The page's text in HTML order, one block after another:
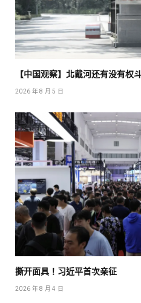
【中国观察】北戴河还有没有权
2026 年 8 月 5 日
撕开面具！习近平首次亲征
2026 年 8 月 4 日